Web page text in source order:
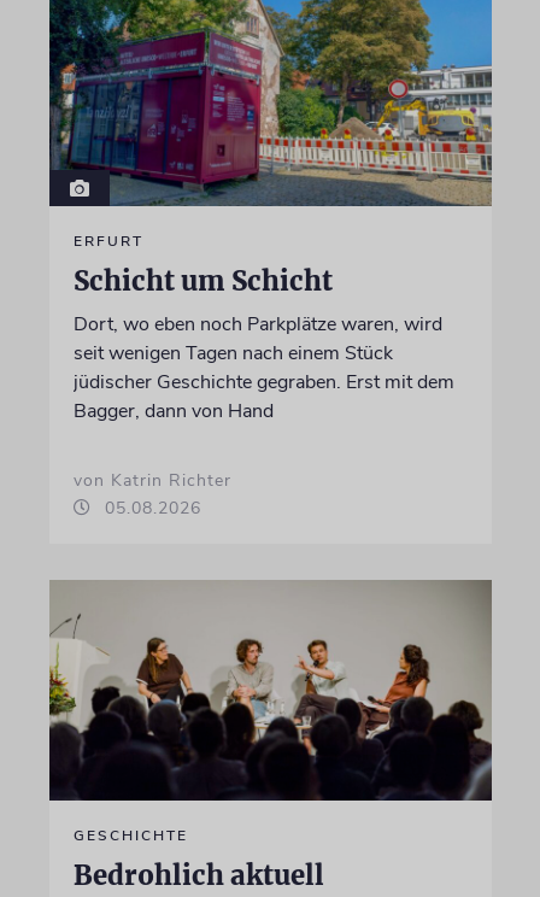
ERFURT
Schicht um Schicht
Dort, wo eben noch Parkplätze waren, wird
seit wenigen Tagen nach einem Stück
jüdischer Geschichte gegraben. Erst mit dem
Bagger, dann von Hand
von Katrin Richter
05.08.2026
GESCHICHTE
Bedrohlich aktuell